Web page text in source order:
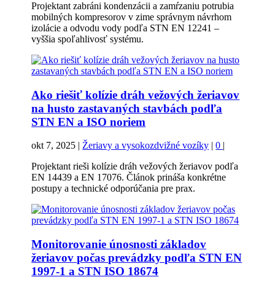
Projektant zabráni kondenzácii a zamŕzaniu potrubia
mobilných kompresorov v zime správnym návrhom
izolácie a odvodu vody podľa STN EN 12241 –
vyššia spoľahlivosť systému.
Ako riešiť kolízie dráh vežových žeriavov
na husto zastavaných stavbách podľa
STN EN a ISO noriem
okt 7, 2025 |Žeriavy a vysokozdvižné vozíky |0 |
Projektant rieši kolízie dráh vežových žeriavov podľa
EN 14439 a EN 17076. Článok prináša konkrétne
postupy a technické odporúčania pre prax.
Monitorovanie únosnosti základov
žeriavov počas prevádzky podľa STN EN
1997-1 a STN ISO 18674